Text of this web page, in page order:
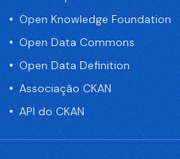
Open Knowledge Foundation
Open Data Commons
Open Data Definition
Associação CKAN
API do CKAN